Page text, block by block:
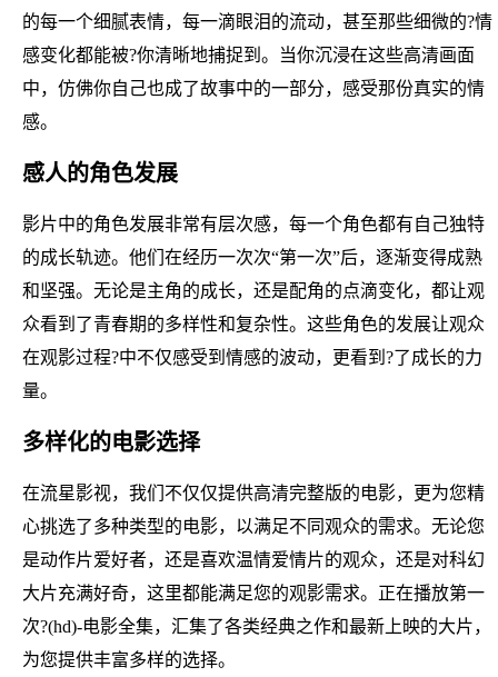
的每一个细腻表情，每一滴眼泪的流动，甚至那些细微的?情
感变化都能被?你清晰地捕捉到。当你沉浸在这些高清画面
中，仿佛你自己也成了故事中的一部分，感受那份真实的情
感。
感人的角色发展
影片中的角色发展非常有层次感，每一个角色都有自己独特
的成长轨迹。他们在经历一次次“第一次”后，逐渐变得成熟
和坚强。无论是主角的成长，还是配角的点滴变化，都让观
众看到了青春期的多样性和复杂性。这些角色的发展让观众
在观影过程?中不仅感受到情感的波动，更看到?了成长的力
量。
多样化的电影选择
在流星影视，我们不仅仅提供高清完整版的电影，更为您精
心挑选了多种类型的电影，以满足不同观众的需求。无论您
是动作片爱好者，还是喜欢温情爱情片的观众，还是对科幻
大片充满好奇，这里都能满足您的观影需求。正在播放第一
次?(hd)-电影全集，汇集了各类经典之作和最新上映的大片，
为您提供丰富多样的选择。